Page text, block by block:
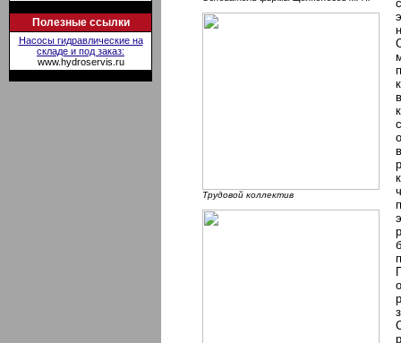
Полезные ссылки
Насосы гидравлические на
складе и под заказ:
www.hydroservis.ru
Трудовой коллектив